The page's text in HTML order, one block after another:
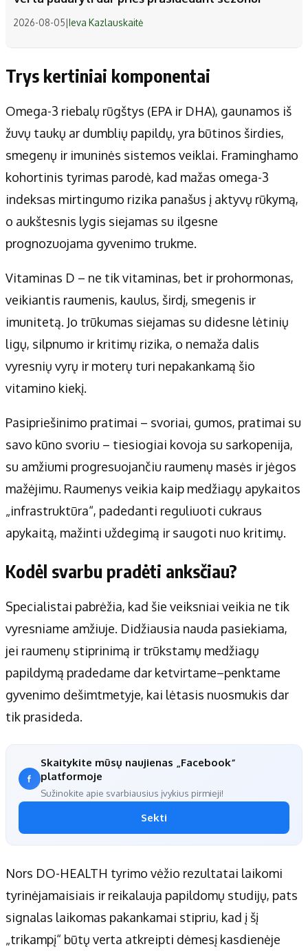
2026-08-05|Ieva Kazlauskaitė
Trys kertiniai komponentai
Omega-3 riebalų rūgštys (EPA ir DHA), gaunamos iš
žuvų taukų ar dumblių papildų, yra būtinos širdies,
smegenų ir imuninės sistemos veiklai. Framinghamo
kohortinis tyrimas parodė, kad mažas omega-3
indeksas mirtingumo rizika panašus į aktyvų rūkymą,
o aukštesnis lygis siejamas su ilgesne
prognozuojama gyvenimo trukme.
Vitaminas D – ne tik vitaminas, bet ir prohormonas,
veikiantis raumenis, kaulus, širdį, smegenis ir
imunitetą. Jo trūkumas siejamas su didesne lėtinių
ligų, silpnumo ir kritimų rizika, o nemaža dalis
vyresnių vyrų ir moterų turi nepakankamą šio
vitamino kiekį.
Pasipriešinimo pratimai – svoriai, gumos, pratimai su
savo kūno svoriu – tiesiogiai kovoja su sarkopenija,
su amžiumi progresuojančiu raumenų masės ir jėgos
mažėjimu. Raumenys veikia kaip medžiagų apykaitos
„infrastruktūra“, padedanti reguliuoti cukraus
apykaitą, mažinti uždegimą ir saugoti nuo kritimų.
Kodėl svarbu pradėti anksčiau?
Specialistai pabrėžia, kad šie veiksniai veikia ne tik
vyresniame amžiuje. Didžiausia nauda pasiekiama,
jei raumenų stiprinimą ir trūkstamų medžiagų
papildymą pradedame dar ketvirtame–penktame
gyvenimo dešimtmetyje, kai lėtasis nuosmukis dar
tik prasideda.
Skaitykite mūsų naujienas „Facebook“
platformoje
Sužinokite apie svarbiausius įvykius pirmieji!
Sekti
Nors DO-HEALTH tyrimo vėžio rezultatai laikomi
tyrinėjamaisiais ir reikalauja papildomų studijų, pats
signalas laikomas pakankamai stipriu, kad į šį
„trikampį“ būtų verta atkreipti dėmesį kasdienėje